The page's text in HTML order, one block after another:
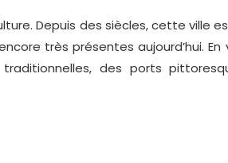
Depuis des siècles, cette ville
très présentes aujourd’hui.
des ports